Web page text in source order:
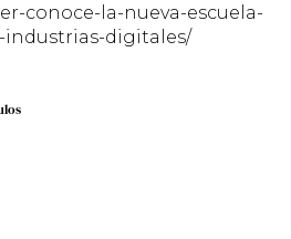
conoce-la-nueva-escuela-
digitales/